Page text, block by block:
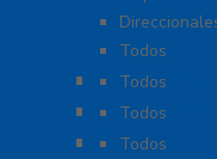
Todos
Probadores
Todos
Protección
Todos
Cables
Todos